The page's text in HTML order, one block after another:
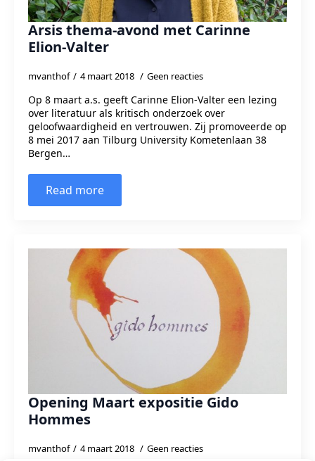
Arsis thema-avond met Carinne
Elion-Valter
mvanthof 4 maart 2018 Geen reacties
Op 8 maart a.s. geeft Carinne Elion-Valter een lezing
over literatuur als kritisch onderzoek over
geloofwaardigheid en vertrouwen. Zij promoveerde op
8 mei 2017 aan Tilburg University Kometenlaan 38
Bergen…
Read more
Opening Maart expositie Gido
Hommes
mvanthof 4 maart 2018 Geen reacties